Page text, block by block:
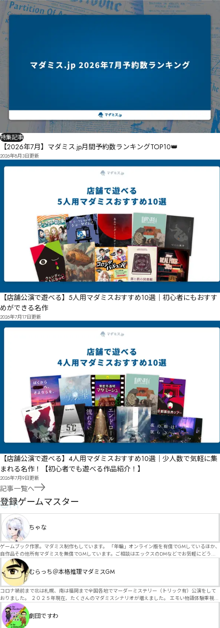
特集記事
【2026年7月】マダミス.jp月間予約数ランキングTOP10👑
2026年8月3日更新
【店舗公演で遊べる】5人用マダミスおすすめ10選｜初心者にもおすす
めができる名作
2026年7月17日更新
【店舗公演で遊べる】4人用マダミスおすすめ10選｜少人数で気軽に集
まれる名作！【初心者でも遊べる作品紹介！】
2026年7月9日更新
記事一覧へ
GM
登録ゲームマスター
ちゃな
ゲームブック作家。マダミス制作もしています。 「年輪」オンライン版を有償でGMしているほか、
自作品その他所有マダミスを無償でGMしています。ご相談はエックスのDMなどでお気軽にどう
ぞ。
むらっち＠本格推理マダミスGM
コロナ禍前まで北は札幌、南は福岡まで全国各地でマーダーミステリー（トリック有）公演をして
おりました。 ２０２５年現在、たくさんのマダミスシナリオが増えました。 エモい物語体験重視の
シナリオがマダミス・マーダーミステリーというジャンル名でたくさんあるため、そのようなシナ
リオは簡単に遊べます。 しかし、２～３時間ずっと考え＆議論して、見たことないトリックが解け
る閃きや犯人として逃げ切る楽しみのある本格推理マーダーミステリーを見つけることが難しくな
劇団ですわ